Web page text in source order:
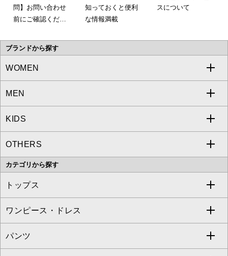
問】お問い合わせ
前にご確認くださ
知っておくと便利
な情報満載
スについて
ブランドから探す
WOMEN
a.v.v
MICHEL KLEIN
MK MICHEL KLEIN
OFUON le MK
MEN
a.v.v
MICHEL KLEIN HOMME
MK MICHEL KLEIN HOMME
KIDS
a.v.v
OTHERS
MK MICHEL KLEIN BAG
カテゴリから探す
トップス
すべてのトップス
カットソー・Tシャツ
ワンピース・ドレス
すべてのワンピース・ドレス
パンツ